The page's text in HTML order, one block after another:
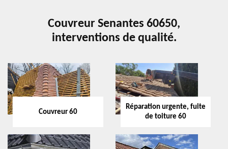
Couvreur Senantes 60650,
interventions de qualité.
Couvreur 60
Réparation urgente, fuite
de toiture 60